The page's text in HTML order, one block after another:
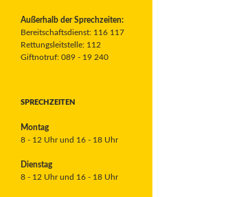
Außerhalb der Sprechzeiten:
Bereitschaftsdienst: 116 117
Rettungsleitstelle: 112
Giftnotruf: 089 - 19 240
SPRECHZEITEN
Montag
8 - 12 Uhr und 16 - 18 Uhr
Dienstag
8 - 12 Uhr und 16 - 18 Uhr